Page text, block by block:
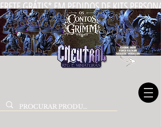
FRETE GRÁTIS* EM PEDIDOS DE KITS